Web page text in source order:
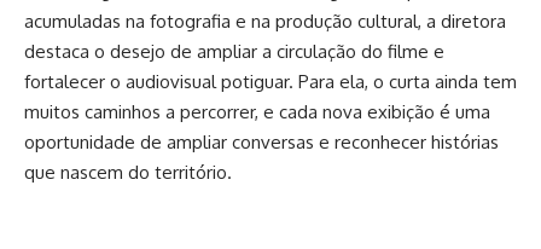
acumuladas na fotografia e na produção cultural, a diretora
destaca o desejo de ampliar a circulação do filme e
fortalecer o audiovisual potiguar. Para ela, o curta ainda tem
muitos caminhos a percorrer, e cada nova exibição é uma
oportunidade de ampliar conversas e reconhecer histórias
que nascem do território.